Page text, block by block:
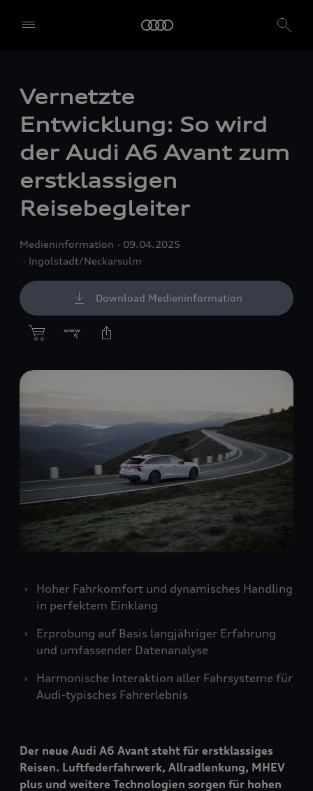
Vernetzte
Entwicklung: So wird
der Audi A6 Avant zum
erstklassigen
Reisebegleiter
Medieninformation
09.04.2025
Ingolstadt/Neckarsulm
Download Medieninformation
Hoher Fahrkomfort und dynamisches Handling
in perfektem Einklang
Erprobung auf Basis langjähriger Erfahrung
und umfassender Datenanalyse
Harmonische Interaktion aller Fahrsysteme für
Audi-typisches Fahrerlebnis
Der neue Audi A6 Avant steht für erstklassiges
Reisen. Luftfederfahrwerk, Allradlenkung, MHEV
plus und weitere Technologien sorgen für hohen